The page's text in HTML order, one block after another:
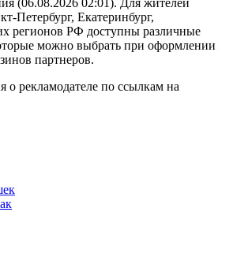
(06.08.2026 02:01). Для жителей
Петербург, Екатеринбург,
регионов РФ доступны различные
можно выбрать при оформлении
партнеров.
рекламодателе по ссылкам на